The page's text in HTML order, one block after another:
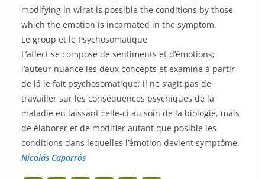
modifying in wlrat is possible the conditions by those
which the emotion is incarnated in the symptom.
Le group et le Psychosomatique
L’affect se compose de sentiments et d’émotions;
l’auteur nuance les deux concepts et examine á partir
de lá le fait psychosomatique; il ne s’agit pas de
travailler sur les conséquences psychiques de la
maladie en laissant celle-ci au soin de la biologie, mais
de élaborer et de modifier autant que posible les
conditions dans lequelles l’émotion devient symptóme.
Nicolás Caparrós